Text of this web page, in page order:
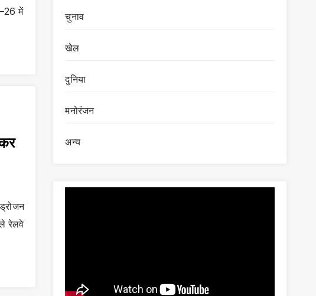
में
रेलवे
चुनाव
खेल
दुनिया
मनोरंजन
अन्य